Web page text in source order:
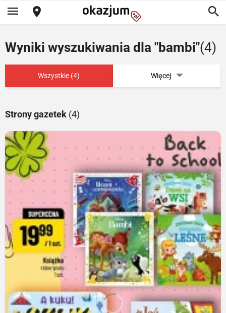
Wyniki wyszukiwania dla "bambi"(4)
Wszystkie (4) Więcej
Strony gazetek (4)